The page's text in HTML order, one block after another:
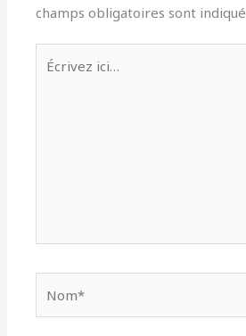
champs obligatoires sont
ici…